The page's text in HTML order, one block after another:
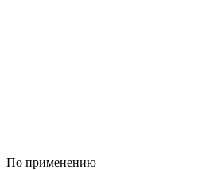
По применению